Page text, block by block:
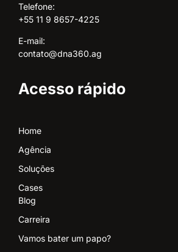
Telefone:
+55 11 9 8657-4225
E-mail:
contato@dna360.ag
Acesso rápido
Home
Agência
Soluções
Cases
Blog
Carreira
Vamos bater um papo?